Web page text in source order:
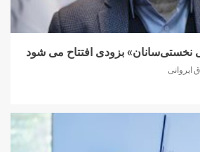
نخستی‌سانان» بزودی افتتاح می شود
ایروانی